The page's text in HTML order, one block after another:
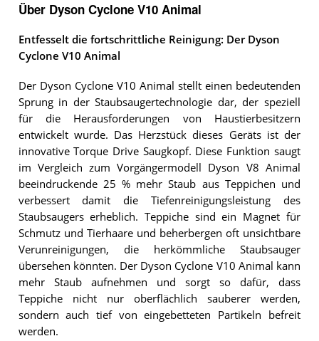
Über Dyson Cyclone V10 Animal
Entfesselt die fortschrittliche Reinigung: Der Dyson
Cyclone V10 Animal
Der Dyson Cyclone V10 Animal stellt einen bedeutenden
Sprung in der Staubsaugertechnologie dar, der speziell
für die Herausforderungen von Haustierbesitzern
entwickelt wurde. Das Herzstück dieses Geräts ist der
innovative Torque Drive Saugkopf. Diese Funktion saugt
im Vergleich zum Vorgängermodell Dyson V8 Animal
beeindruckende 25 % mehr Staub aus Teppichen und
verbessert damit die Tiefenreinigungsleistung des
Staubsaugers erheblich. Teppiche sind ein Magnet für
Schmutz und Tierhaare und beherbergen oft unsichtbare
Verunreinigungen, die herkömmliche Staubsauger
übersehen könnten. Der Dyson Cyclone V10 Animal kann
mehr Staub aufnehmen und sorgt so dafür, dass
Teppiche nicht nur oberflächlich sauberer werden,
sondern auch tief von eingebetteten Partikeln befreit
werden.